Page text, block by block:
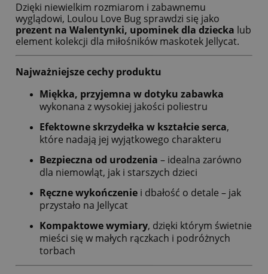
Dzięki niewielkim rozmiarom i zabawnemu
wyglądowi, Loulou Love Bug sprawdzi się jako
prezent na Walentynki, upominek dla dziecka lub
element kolekcji dla miłośników maskotek Jellycat.
Najważniejsze cechy produktu
Miękka, przyjemna w dotyku zabawka
wykonana z wysokiej jakości poliestru
Efektowne skrzydełka w kształcie serca,
które nadają jej wyjątkowego charakteru
Bezpieczna od urodzenia – idealna zarówno
dla niemowląt, jak i starszych dzieci
Ręczne wykończenie i dbałość o detale – jak
przystało na Jellycat
Kompaktowe wymiary, dzięki którym świetnie
mieści się w małych rączkach i podróżnych
torbach